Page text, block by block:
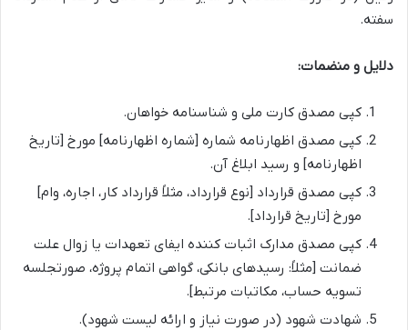
سفته.
دلایل و منضمات:
کپی مصدق کارت ملی و شناسنامه خواهان.
کپی مصدق اظهارنامه شماره [شماره اظهارنامه] مورخ [تاریخ
اظهارنامه] و رسید ابلاغ آن.
کپی مصدق قرارداد [نوع قرارداد، مثلاً قرارداد کار، اجاره، وام]
مورخ [تاریخ قرارداد].
کپی مصدق مدارک اثبات کننده ایفای تعهدات یا زوال علت
ضمانت [مثلاً: رسیدهای بانکی، گواهی اتمام پروژه، صورتجلسه
تسویه حساب، مکاتبات مرتبط].
شهادت شهود (در صورت نیاز و ارائه لیست شهود).